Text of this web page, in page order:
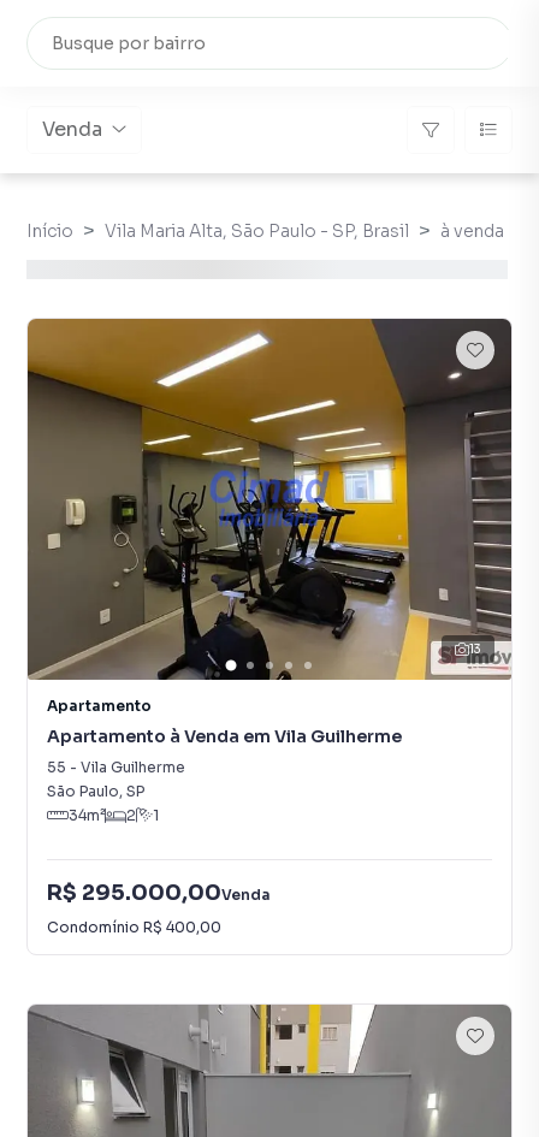
Venda
Início Vila Maria Alta, São Paulo - SP, Brasil à venda
13
Apartamento
Apartamento à Venda em Vila Guilherme
55 - Vila Guilherme
São Paulo, SP
34m² 2 1
R$ 295.000,00Venda
Condomínio R$ 400,00